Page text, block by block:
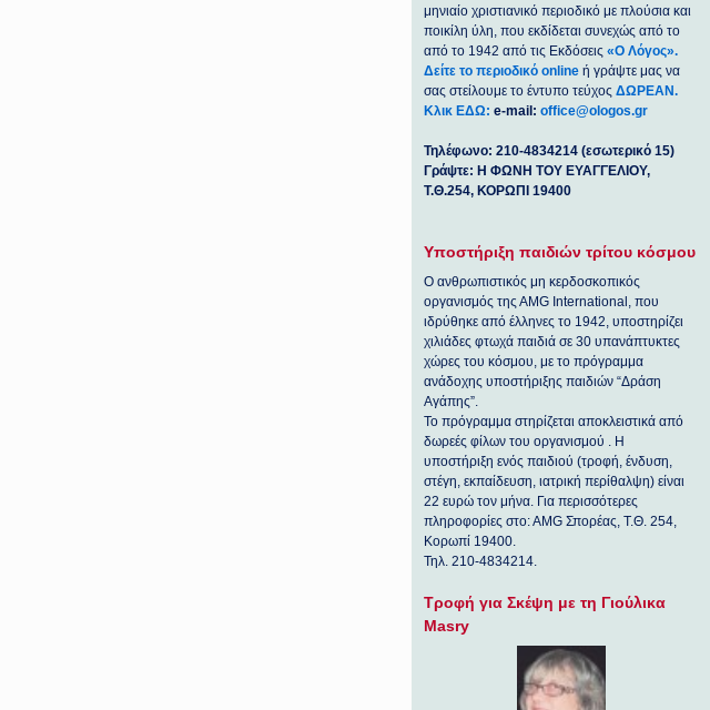
μηνιαίο χριστιανικό περιοδικό με πλούσια και
ποικίλη ύλη, που εκδίδεται συνεχώς από το
από το 1942 από τις Εκδόσεις«Ο Λόγος».
Δείτε το περιοδικό online ή γράψτε μας να
σας στείλουμε το έντυπο τεύχοςΔΩΡΕΑΝ.
Κλικ ΕΔΩ: e-mail:office@ologos.gr
Τηλέφωνο: 210-4834214 (εσωτερικό 15)
Γράψτε: Η ΦΩΝΗ ΤΟΥ ΕΥΑΓΓΕΛΙΟΥ,
Τ.Θ.254, ΚΟΡΩΠΙ 19400
Υποστήριξη παιδιών τρίτου κόσμου
Ο ανθρωπιστικός μη κερδοσκοπικός
οργανισμός της ΑΜG International, που
ιδρύθηκε από έλληνες το 1942, υποστηρίζει
χιλιάδες φτωχά παιδιά σε 30 υπανάπτυκτες
χώρες του κόσμου, με το πρόγραμμα
ανάδοχης υποστήριξης παιδιών “Δράση
Αγάπης”.
Το πρόγραμμα στηρίζεται αποκλειστικά από
δωρεές φίλων του οργανισμού . Η
υποστήριξη ενός παιδιού (τροφή, ένδυση,
στέγη, εκπαίδευση, ιατρική περίθαλψη) είναι
22 ευρώ τον μήνα. Για περισσότερες
πληροφορίες στο: ΑΜG Σπορέας, Τ.Θ. 254,
Κορωπί 19400.
Τηλ. 210-4834214.
Τροφή για Σκέψη με τη Γιούλικα
Masry